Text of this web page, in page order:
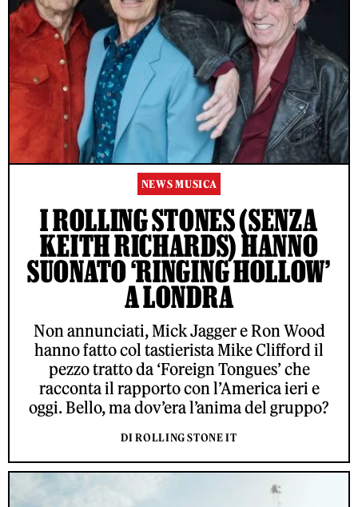
NEWS MUSICA
I ROLLING STONES (SENZA
KEITH RICHARDS) HANNO
SUONATO ‘RINGING HOLLOW’
A LONDRA
Non annunciati, Mick Jagger e Ron Wood
hanno fatto col tastierista Mike Clifford il
pezzo tratto da ‘Foreign Tongues’ che
racconta il rapporto con l’America ieri e
oggi. Bello, ma dov’era l’anima del gruppo?
DI ROLLING STONE IT